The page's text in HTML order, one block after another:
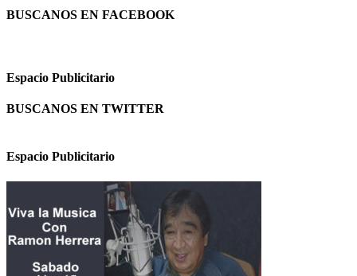
BUSCANOS EN FACEBOOK
Espacio Publicitario
BUSCANOS EN TWITTER
Espacio Publicitario